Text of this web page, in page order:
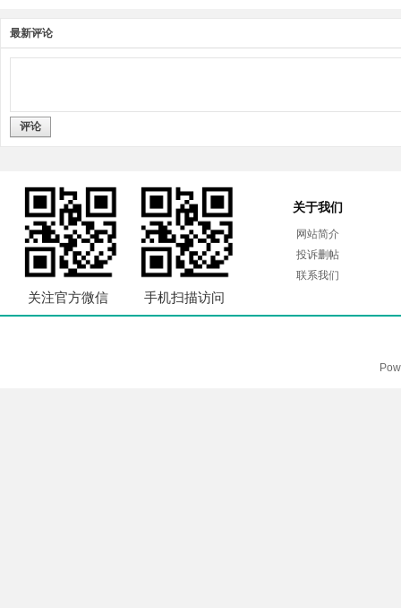
最新评论
评论
关注官方微信 手机扫描访问
关于我们
网站简介
投诉删帖
联系我们